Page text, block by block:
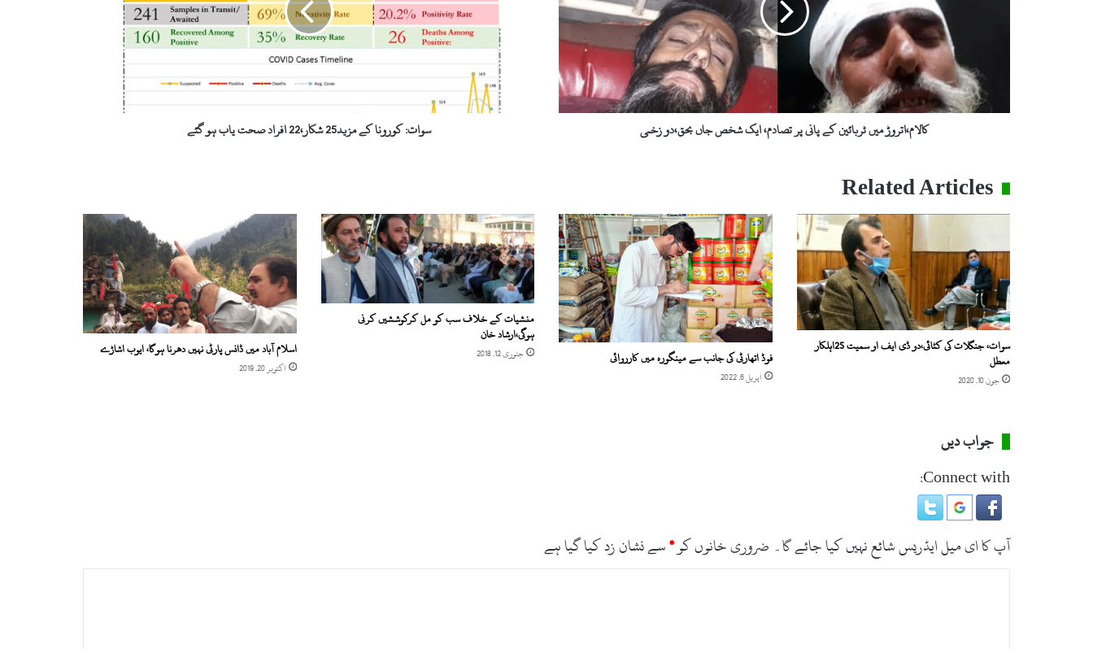
بحق،دو
زخمی
کالام،اتروڑ میں ٹربائین کے پانی پر تصادم، ایک شخص جاں بحق،دو زخمی سوات: کورونا کے مزید25 شکار،22 افراد صحت یاب ہو گئے
Related Articles
سوات، جنگلات کی کٹائی،دو ڈی ایف او سمیت 25اہلکار
معطل
جون 10, 2020
فوڈ اتھارٹی کی جانب سے مینگورہ میں کارروائی
اپریل 6, 2022
منشیات کے خلاف سب کو مل کرکوششیں کرنی
ہوگی،ارشاد خان
جنوری 12, 2018 اسلام آباد میں ڈانس پارٹی نہیں دھرنا ہوگا، ایوب اشاڑے
اکتوبر 20, 2019
جواب دیں
Connect with:
آپ کا ای میل ایڈریس شائع نہیں کیا جائے گا۔ ضروری خانوں کو*سے نشان زد کیا گیا ہے